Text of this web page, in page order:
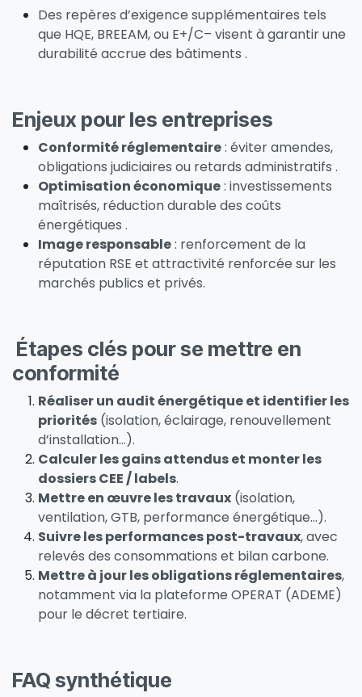
Des repères d’exigence supplémentaires tels
que HQE, BREEAM, ou E+/C– visent à garantir une
durabilité accrue des bâtiments .
Enjeux pour les entreprises
Conformité réglementaire: éviter amendes,
obligations judiciaires ou retards administratifs .
Optimisation économique: investissements
maîtrisés, réduction durable des coûts
énergétiques .
Image responsable: renforcement de la
réputation RSE et attractivité renforcée sur les
marchés publics et privés.
Étapes clés pour se mettre en
conformité
Réaliser un audit énergétique et identifier les
priorités (isolation, éclairage, renouvellement
d’installation…).
Calculer les gains attendus et monter les
dossiers CEE / labels.
Mettre en œuvre les travaux (isolation,
ventilation, GTB, performance énergétique…).
Suivre les performances post-travaux, avec
relevés des consommations et bilan carbone.
Mettre à jour les obligations réglementaires,
notamment via la plateforme OPERAT (ADEME)
pour le décret tertiaire.
FAQ synthétique